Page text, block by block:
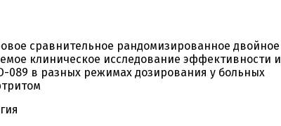
сравнительное рандомизированное двойное
клиническое исследование эффективности и
089 в разных режимах дозирования у больных